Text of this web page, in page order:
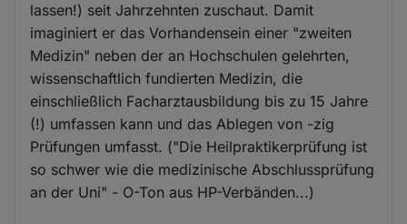
lassen!) seit Jahrzehnten zuschaut. Damit
imaginiert er das Vorhandensein einer "zweiten
Medizin" neben der an Hochschulen gelehrten,
wissenschaftlich fundierten Medizin, die
einschließlich Facharztausbildung bis zu 15 Jahre
(!) umfassen kann und das Ablegen von -zig
Prüfungen umfasst. ("Die Heilpraktikerprüfung ist
so schwer wie die medizinische Abschlussprüfung
an der Uni" - O-Ton aus HP-Verbänden...)